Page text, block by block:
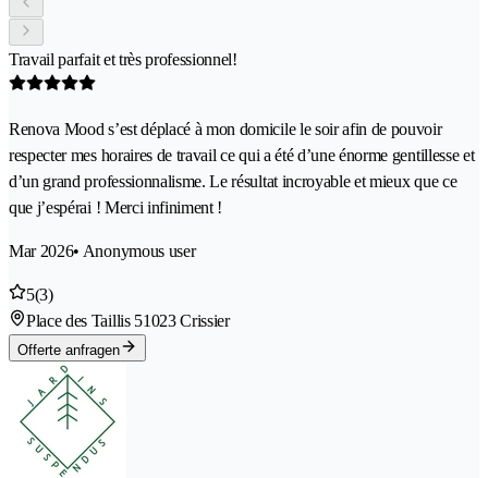
Travail parfait et très professionnel!
Renova Mood s’est déplacé à mon domicile le soir afin de pouvoir
respecter mes horaires de travail ce qui a été d’une énorme gentillesse et
d’un grand professionnalisme. Le résultat incroyable et mieux que ce
que j’espérai ! Merci infiniment !
Mar 2026• Anonymous user
5(3)
Place des Taillis 51023 Crissier
Offerte anfragen